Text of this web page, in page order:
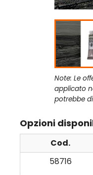
Note: Le
applicato
potrebbe
Opzioni
Cod.
58716